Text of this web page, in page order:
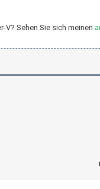
V? Sehen Sie sich meinen